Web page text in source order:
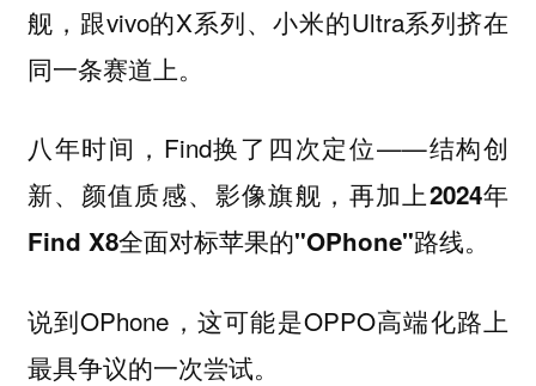
舰，跟vivo的X系列、小米的Ultra系列挤在
同一条赛道上。
八年时间，Find换了四次定位——结构创
新、颜值质感、影像旗舰，再加上2024年
Find X8全面对标苹果的"OPhone"路线。
说到OPhone，这可能是OPPO高端化路上
最具争议的一次尝试。